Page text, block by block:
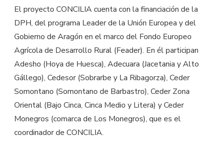
El proyecto CONCILIA cuenta con la financiación de la
DPH, del programa Leader de la Unión Europea y del
Gobierno de Aragón en el marco del Fondo Europeo
Agrícola de Desarrollo Rural (Feader). En él participan
Adesho (Hoya de Huesca), Adecuara (Jacetania y Alto
Gállego), Cedesor (Sobrarbe y La Ribagorza), Ceder
Somontano (Somontano de Barbastro), Ceder Zona
Oriental (Bajo Cinca, Cinca Medio y Litera) y Ceder
Monegros (comarca de Los Monegros), que es el
coordinador de CONCILIA.